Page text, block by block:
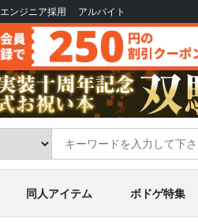
エンジニア採用 アルバイト
同人アイテム ボドゲ特集